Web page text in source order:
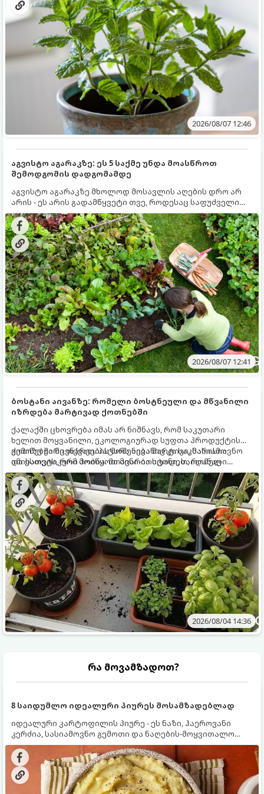
2026/08/07 12:46
აგვისტო აგარაკზე: ეს 5 საქმე უნდა მოასწროთ
შემოდგომის დადგომამდე
აგვისტო აგარაკზე მხოლოდ მოსავლის აღების დრო არ
არის - ეს არის გადამწყვეტი თვე, როდესაც საფუძველი
ეყრება მომავალი წლის მოსავალს და ბაღი მზადდება
შემოდგომა-ზამთრის სეზონისთვის. იმისათვის, რომ
ნიადაგმა ენერგია აღიდგინოს, ხოლო მცენარეებმა
ზამთარს გაუძლონ, აგვისტოს ბოლომდე 5
მნიშვნელოვანი საქმის გაკეთება უნდა მოასწროთ:
2026/08/07 12:41
ბოსტანი აივანზე: რომელი ბოსტნეული და მწვანილი
იზრდება მარტივად ქოთნებში
ქალაქში ცხოვრება იმას არ ნიშნავს, რომ საკუთარი
ხელით მოყვანილი, ეკოლოგიურად სუფთა პროდუქტის
გემოზე უარი თქვათ. პატარა აივანიც კი საკმარისია
იმისათვის, რომ მოიწყოთ მინი-ბოსტანი, საიდანაც
ყოველდღიურად ახალ, არომატულ მწვანილსა და
ბოსტნეულს მოკრეფთ.
ქოთნებში მცენარეების მოშენება მარტივი, სასიამოვნო
და ესთეტიკური ჰობია. მთავარია იცოდეთ, რომელი
კულტურები ეგუებიან ქოთნის პირობებს ყველაზე კარგად
და როგორ მოუაროთ მათ სწორად.
2026/08/04 14:36
რა მოვამზადოთ?
8 საიდუმლო იდეალური პიურეს მოსამზადებლად
იდეალური კარტოფილის პიურე - ეს ნაზი, ჰაეროვანი
კერძია, სასიამოვნო გემოთი და ნაღების-მოყვითალო
ფერით. მისი მომზადება ძალიან მარტივია, მაგრამ
არსებობს რამდენიმე საიდუმლო, რომლებიც უნდა
იცოდეთ, რომ პიურე იდეალურად გემრიელი გამოვიდეს.